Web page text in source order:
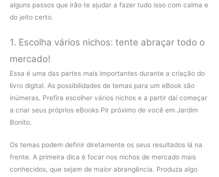
alguns passos que irão te ajudar a fazer tudo isso com calma e
do jeito certo.
1. Escolha vários nichos: tente abraçar todo o
mercado!
Essa é uma das partes mais importantes durante a criação do
livro digital. As possibilidades de temas para um eBook são
inúmeras. Prefira escolher vários nichos e a partir daí começar
a criar seus próprios eBooks Plr próximo de você em Jardim
Bonito.
Os temas podem definir diretamente os seus resultados lá na
frente. A primeira dica é focar nos nichos de mercado mais
conhecidos, que sejam de maior abrangência. Produza algo